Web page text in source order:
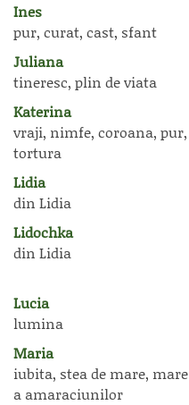
Ines
pur, curat, cast, sfant
Juliana
tineresc, plin de viata
Katerina
vraji, nimfe, coroana, pur,
tortura
Lidia
din Lidia
Lidochka
din Lidia
Lucia
lumina
Maria
iubita, stea de mare, mare
a amaraciunilor